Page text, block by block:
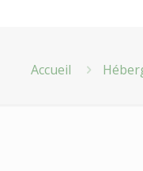
Accueil